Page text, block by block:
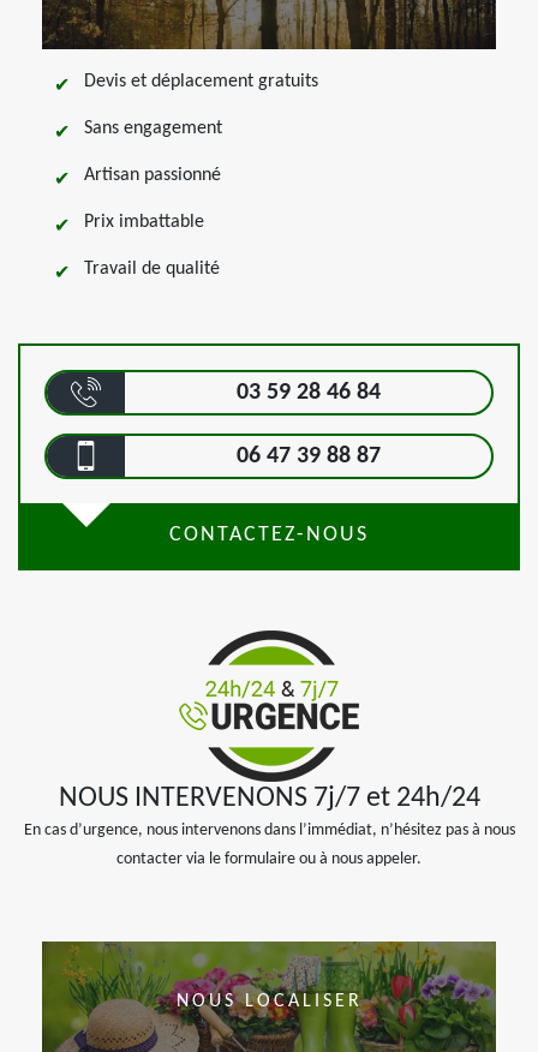
Devis et déplacement gratuits
Sans engagement
Artisan passionné
Prix imbattable
Travail de qualité
03 59 28 46 84
06 47 39 88 87
CONTACTEZ-NOUS
NOUS INTERVENONS 7j/7 et 24h/24
En cas d’urgence, nous intervenons dans l’immédiat, n’hésitez pas à nous
contacter via le formulaire ou à nous appeler.
NOUS LOCALISER